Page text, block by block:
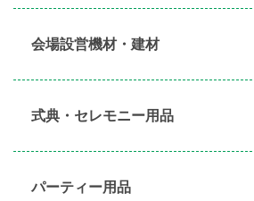
会場設営機材・建材
式典・セレモニー用品
パーティー用品​